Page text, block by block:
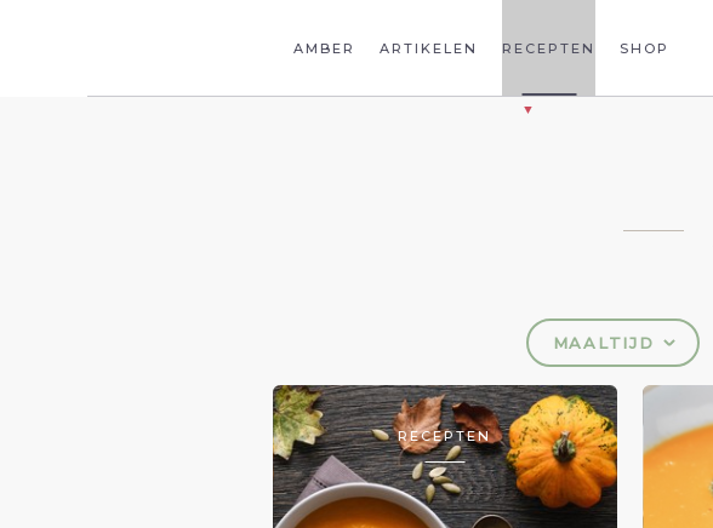
AMBER ARTIKELEN RECEPTEN SHOP
MAALTIJD
RECEPTEN